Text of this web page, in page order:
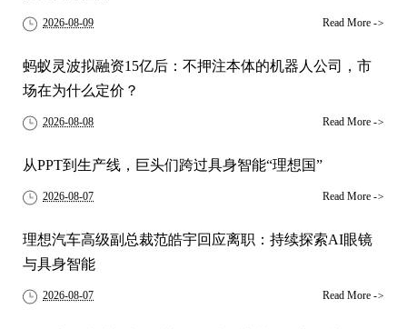
2026-08-09 Read More ->
蚂蚁灵波拟融资15亿后：不押注本体的机器人公司，市
场在为什么定价？
2026-08-08 Read More ->
从PPT到生产线，巨头们跨过具身智能“理想国”
2026-08-07 Read More ->
理想汽车高级副总裁范皓宇回应离职：持续探索AI眼镜
与具身智能
2026-08-07 Read More ->